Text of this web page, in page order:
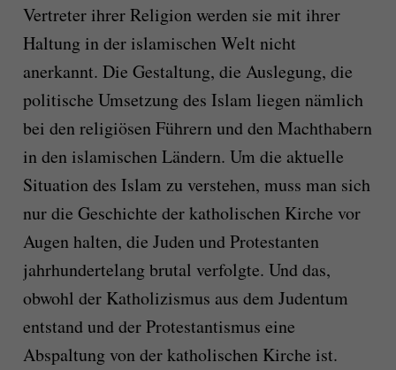
Vertreter ihrer Religion werden sie mit ihrer
Haltung in der islamischen Welt nicht
anerkannt. Die Gestaltung, die Auslegung, die
politische Umsetzung des Islam liegen nämlich
bei den religiösen Führern und den Machthabern
in den islamischen Ländern. Um die aktuelle
Situation des Islam zu verstehen, muss man sich
nur die Geschichte der katholischen Kirche vor
Augen halten, die Juden und Protestanten
jahrhundertelang brutal verfolgte. Und das,
obwohl der Katholizismus aus dem Judentum
entstand und der Protestantismus eine
Abspaltung von der katholischen Kirche ist.